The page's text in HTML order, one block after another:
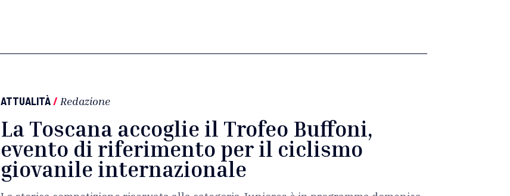
ATTUALITÀ/ Redazione
La Toscana accoglie il Trofeo Buffoni,
evento di riferimento per il ciclismo
giovanile internazionale